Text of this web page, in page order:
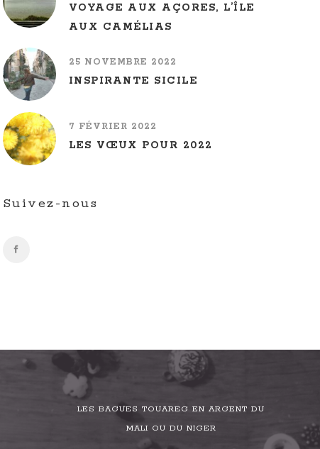
VOYAGE AUX AÇORES, L’ÎLE
AUX CAMÉLIAS
25 NOVEMBRE 2022
INSPIRANTE SICILE
7 FÉVRIER 2022
LES VŒUX POUR 2022
Suivez-nous
LES BAGUES TOUAREG EN ARGENT DU
MALI OU DU NIGER